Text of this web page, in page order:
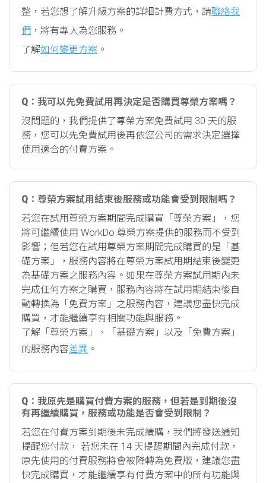
整，若您想了解升級方案的詳細計費方式，請聯絡我
們 ，將有專人為您服務。
了解如何變更方案 。
Q：我可以先免費試用再決定是否購買尊榮方案嗎？
沒問題的，我們提供了尊榮方案免費試用 30 天的服
務，您可以先免費試用後再依您公司的需求決定選擇
使用適合的付費方案。
Q：尊榮方案試用結束後服務或功能會受到限制嗎？
若您在試用尊榮方案期間完成購買「尊榮方案」，您
將可繼續使用 WorkDo 尊榮方案提供的服務而不受到
影響；但若您在試用尊榮方案期間完成購買的是「基
礎方案」，服務內容將在尊榮方案試用期結束後變更
為基礎方案之服務內容。如果在尊榮方案試用期內未
完成任何方案之購買，服務內容將在試用期結束後自
動轉換為「免費方案」之服務內容，建議您盡快完成
購買，才能繼續享有相關功能與服務。
了解「尊榮方案」、「基礎方案」以及「免費方案」
的服務內容差異 。
Q：我原先是購買付費方案的服務，但若是到期後沒
有再繼續購買，服務或功能是否會受到限制？
若您在付費方案到期後未完成續購，我們將發送通知
提醒您付款， 若您未在 14 天提醒期間內完成付款，
原先使用的付費服務將會被降轉為免費版，建議您盡
快完成購買，才能繼續享有付費方案中的所有功能與